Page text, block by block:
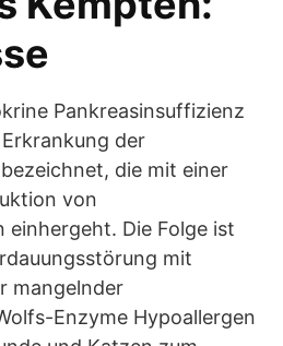
Pankreasinsuffizienz
der
die mit einer
von
einhergeht. Die Folge ist
mit
mangelnder
Enzyme Hypoallergen